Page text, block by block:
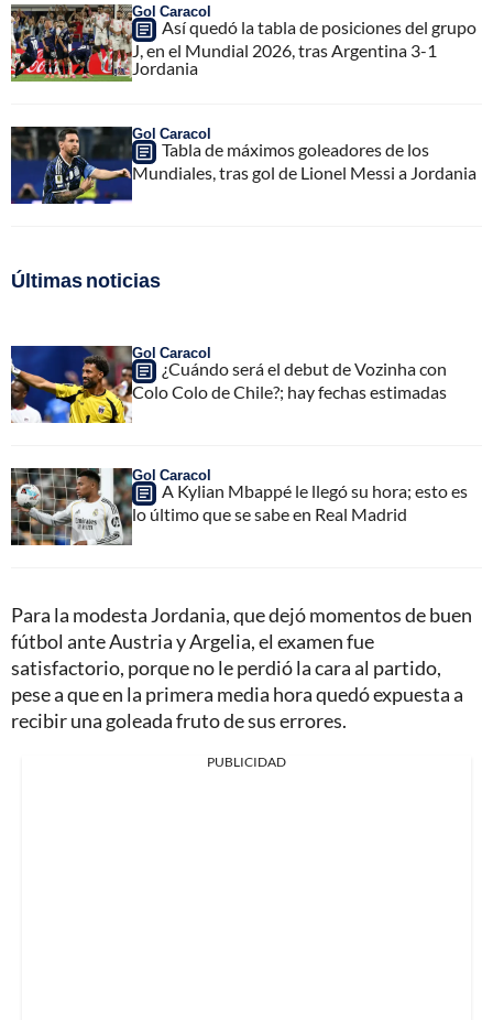
Gol Caracol
Así quedó la tabla de posiciones del grupo
J, en el Mundial 2026, tras Argentina 3-1
Jordania
Gol Caracol
Tabla de máximos goleadores de los
Mundiales, tras gol de Lionel Messi a Jordania
Últimas noticias
Gol Caracol
¿Cuándo será el debut de Vozinha con
Colo Colo de Chile?; hay fechas estimadas
Gol Caracol
A Kylian Mbappé le llegó su hora; esto es
lo último que se sabe en Real Madrid
Para la modesta Jordania, que dejó momentos de buen
fútbol ante Austria y Argelia, el examen fue
satisfactorio, porque no le perdió la cara al partido,
pese a que en la primera media hora quedó expuesta a
recibir una goleada fruto de sus errores.
PUBLICIDAD